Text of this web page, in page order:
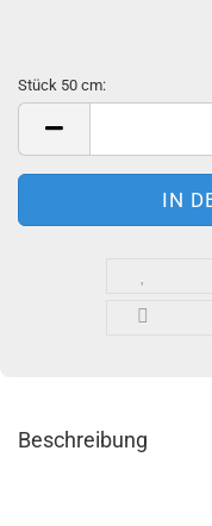
Stück 50 cm:
Stück
cm
Beschreibung